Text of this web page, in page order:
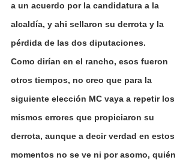
a un acuerdo por la candidatura a la
alcaldía, y ahi sellaron su derrota y la
pérdida de las dos diputaciones.
Como dirían en el rancho, esos fueron
otros tiempos, no creo que para la
siguiente elección MC vaya a repetir los
mismos errores que propiciaron su
derrota, aunque a decir verdad en estos
momentos no se ve ni por asomo, quién